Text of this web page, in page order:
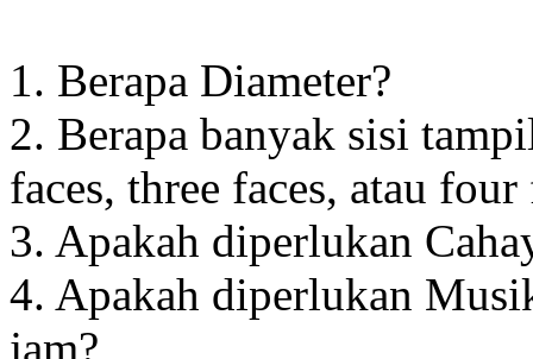
1. Berapa Diameter?
2. Berapa banyak sisi
faces, three faces, atau four
3. Apakah diperlukan
4. Apakah diperlukan
jam?